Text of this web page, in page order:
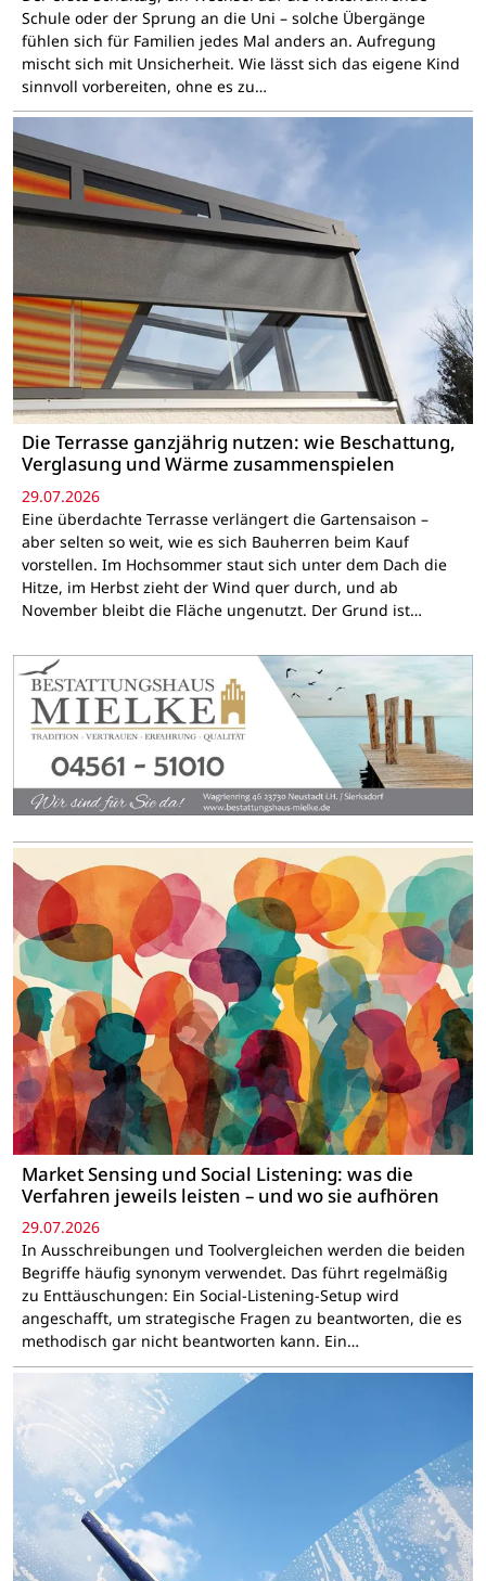
Schule oder der Sprung an die Uni – solche Übergänge
fühlen sich für Familien jedes Mal anders an. Aufregung
mischt sich mit Unsicherheit. Wie lässt sich das eigene Kind
sinnvoll vorbereiten, ohne es zu…
Die Terrasse ganzjährig nutzen: wie Beschattung,
Verglasung und Wärme zusammenspielen
29.07.2026
Eine überdachte Terrasse verlängert die Gartensaison –
aber selten so weit, wie es sich Bauherren beim Kauf
vorstellen. Im Hochsommer staut sich unter dem Dach die
Hitze, im Herbst zieht der Wind quer durch, und ab
November bleibt die Fläche ungenutzt. Der Grund ist…
Market Sensing und Social Listening: was die
Verfahren jeweils leisten – und wo sie aufhören
29.07.2026
In Ausschreibungen und Toolvergleichen werden die beiden
Begriffe häufig synonym verwendet. Das führt regelmäßig
zu Enttäuschungen: Ein Social-Listening-Setup wird
angeschafft, um strategische Fragen zu beantworten, die es
methodisch gar nicht beantworten kann. Ein…